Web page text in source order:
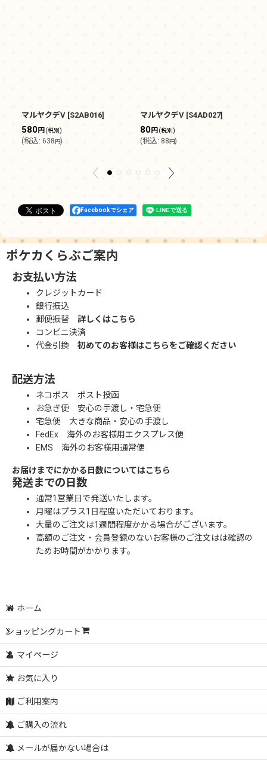
マルヤクデV [S2AB016]
580円(税別)
(税込: 638円)
マルヤクデV [S4AD027]
80円(税別)
(税込: 88円)
Facebookでシェア
ポケカくらぶご案内
お支払い方法
クレジットカード
銀行振込
郵便振替 詳しくはこちら
コンビニ決済
代金引換 初めてのお客様はこちらをご確認ください
配送方法
ネコポス ポスト投函
お急ぎ便 安心の手渡し・宅急便
宅急便 大きな商品・安心の手渡し
FedEx 海外のお客様用エクスプレス便
EMS 海外のお客様用通常便
お届けまでにかかる日数についてはこちら
発送までの日数
通常1営業日で発送いたします。
月曜はプラス1日程度いただいております。
大量のご注文は1週間程度かかる場合がございます。
高額のご注文・会員登録のないお客様のご注文はは確認の
ためお時間がかかります。
ホーム
ショッピングカート
マイページ
お気に入り
ご利用案内
ご購入の流れ
メールが届かない場合は